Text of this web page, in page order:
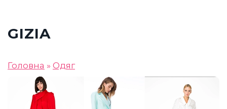
GIZIA
Головна » Одяг